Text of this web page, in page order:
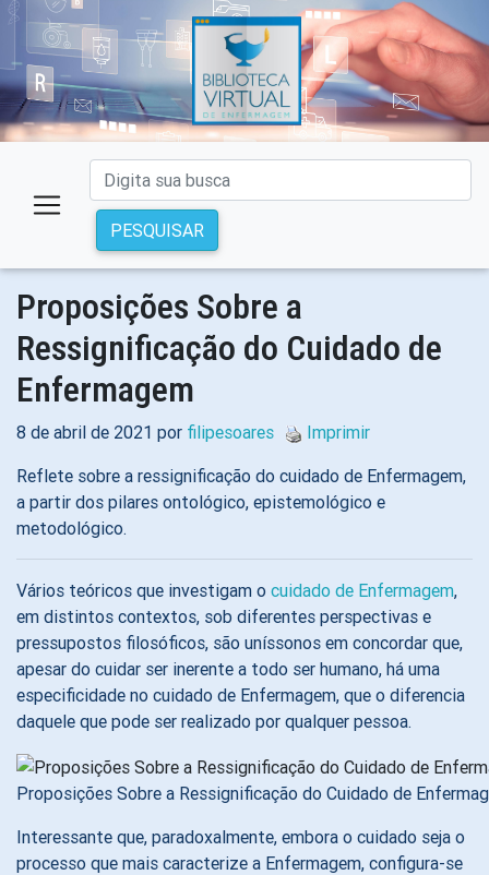
PESQUISAR
Proposições Sobre a
Ressignificação do Cuidado de
Enfermagem
8 de abril de 2021 por filipesoares
Imprimir
Reflete sobre a ressignificação do cuidado de Enfermagem,
a partir dos pilares ontológico, epistemológico e
metodológico.
Vários teóricos que investigam o cuidado de Enfermagem,
em distintos contextos, sob diferentes perspectivas e
pressupostos filosóficos, são uníssonos em concordar que,
apesar do cuidar ser inerente a todo ser humano, há uma
especificidade no cuidado de Enfermagem, que o diferencia
daquele que pode ser realizado por qualquer pessoa.
Proposições Sobre a Ressignificação do Cuidado de
Interessante que, paradoxalmente, embora o cuidado seja o
processo que mais caracterize a Enfermagem, configura-se